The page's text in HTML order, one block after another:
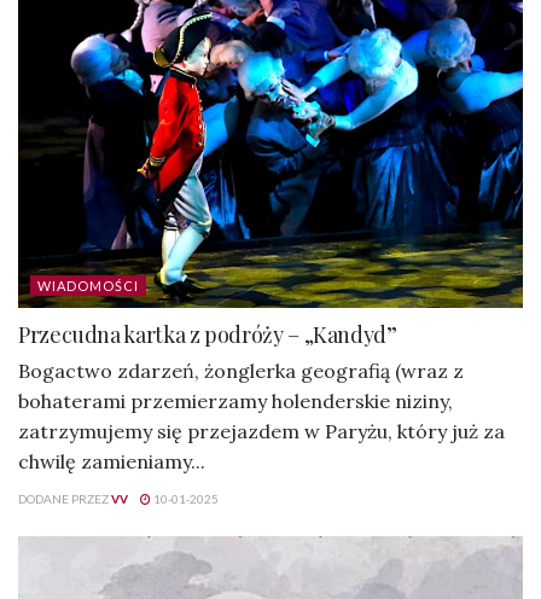
WIADOMOŚCI
Przecudna kartka z podróży – „Kandyd”
Bogactwo zdarzeń, żonglerka geografią (wraz z
bohaterami przemierzamy holenderskie niziny,
zatrzymujemy się przejazdem w Paryżu, który już za
chwilę zamieniamy...
DODANE PRZEZVV 10-01-2025